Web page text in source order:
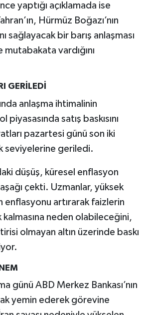
yaptığı açıklamada ise
Hürmüz Boğazı’nın
sağlayacak bir barış anlaşması
vardığını
GERİLEDİ
anlaşma ihtimalinin
satış baskısını
pazartesi günü son iki
seviyelerine geriledi.
düşüş, küresel enflasyon
çekti. Uzmanlar, yüksek
enflasyonu artırarak faizlerin
kalmasına neden olabileceğini,
olmayan altın üzerinde baskı
günü ABD Merkez Bankası’nın
yemin ederek görevine